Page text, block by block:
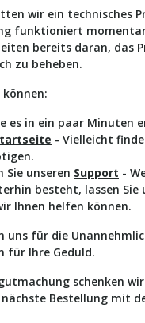
wir ein technisches
funktioniert
bereits daran, das
zu beheben.
es in ein paar Minuten
- Vielleicht
unseren Support -
besteht, lassen Sie
Ihnen helfen können.
uns für die
für Ihre Geduld.
schenken
Bestellung mit